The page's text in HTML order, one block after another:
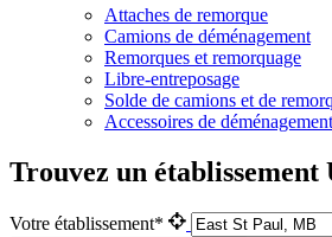
Attaches de remorque
Camions de déménagement
Remorques et remorquage
Libre-entreposage
Solde de camions et de
Accessoires de déménagement
Trouvez un établissement
Votre établissement*